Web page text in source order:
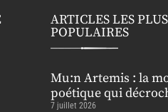
ARTICLES LES PLUS
POPULAIRES
Mu:n Artemis : la
poétique qui
7 juillet 2026